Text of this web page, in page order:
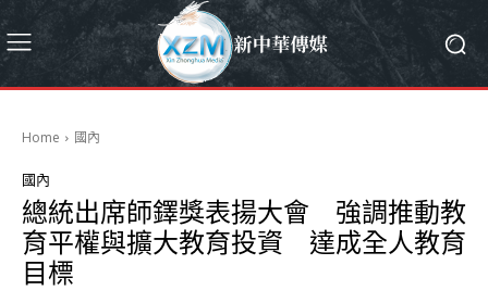
Home 國內
國內
總統出席師鐸獎表揚大會 強調推動教
育平權與擴大教育投資 達成全人教育
目標